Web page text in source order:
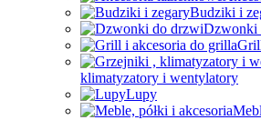
Budziki i
Dzwonki
klimatyzatory i wentylatory
Lupy